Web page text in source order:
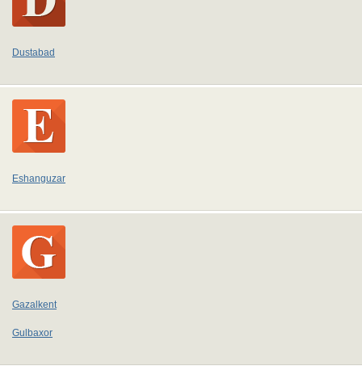
Dustabad
Eshanguzar
Gazalkent
Gulbaxor